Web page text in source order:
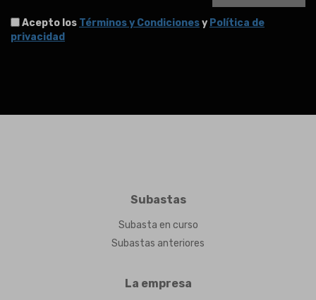
Acepto los Términos y Condicionesy Política de
privacidad
Subastas
Subasta en curso
Subastas anteriores
La empresa